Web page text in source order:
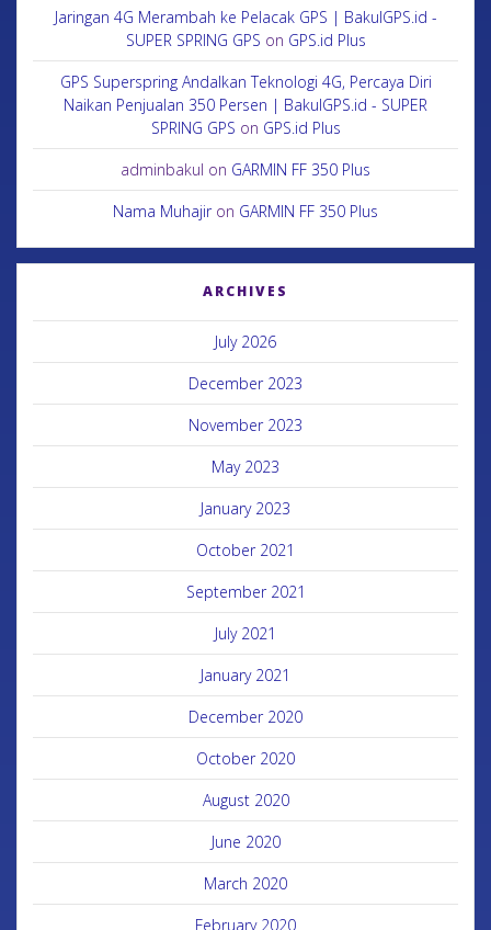
Jaringan 4G Merambah ke Pelacak GPS | BakulGPS.id -
SUPER SPRING GPS on GPS.id Plus
GPS Superspring Andalkan Teknologi 4G, Percaya Diri
Naikan Penjualan 350 Persen | BakulGPS.id - SUPER
SPRING GPS on GPS.id Plus
adminbakul on GARMIN FF 350 Plus
Nama Muhajiron GARMIN FF 350 Plus
ARCHIVES
July 2026
December 2023
November 2023
May 2023
January 2023
October 2021
September 2021
July 2021
January 2021
December 2020
October 2020
August 2020
June 2020
March 2020
February 2020